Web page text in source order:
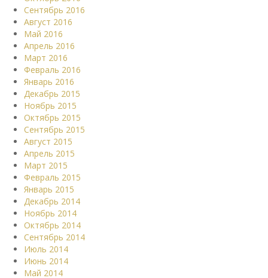
Сентябрь 2016
Август 2016
Май 2016
Апрель 2016
Март 2016
Февраль 2016
Январь 2016
Декабрь 2015
Ноябрь 2015
Октябрь 2015
Сентябрь 2015
Август 2015
Апрель 2015
Март 2015
Февраль 2015
Январь 2015
Декабрь 2014
Ноябрь 2014
Октябрь 2014
Сентябрь 2014
Июль 2014
Июнь 2014
Май 2014